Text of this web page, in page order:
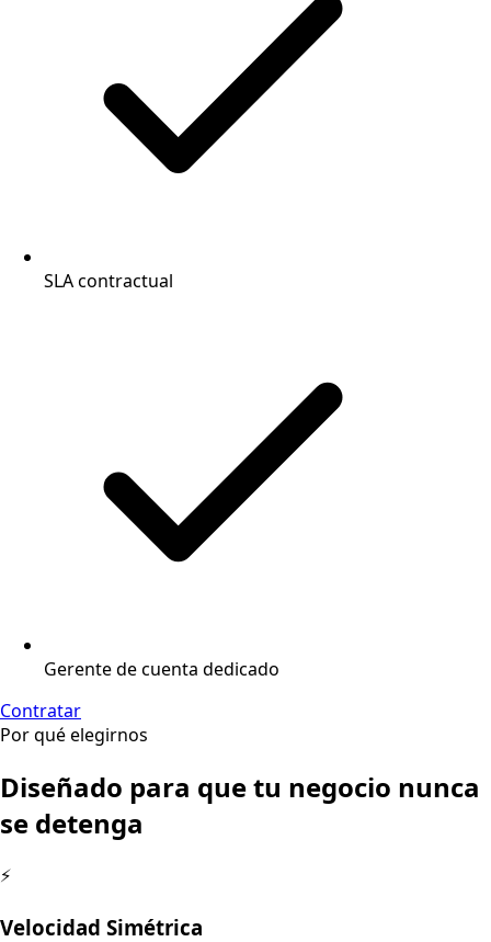
SLA contractual
Gerente de cuenta dedicado
Contratar
Por qué elegirnos
Diseñado para que tu negocio nunca
se detenga
⚡
Velocidad Simétrica